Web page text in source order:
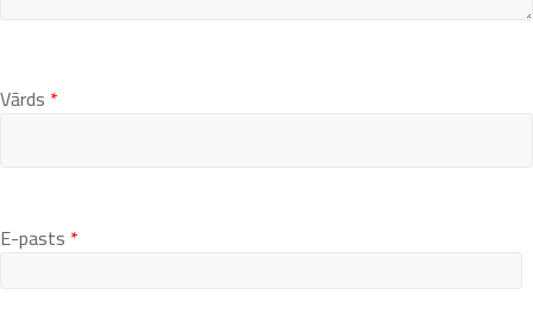
Vārds *
E-pasts *